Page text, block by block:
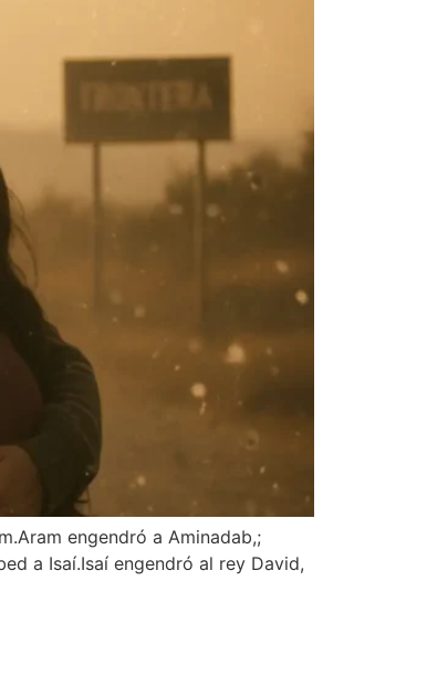
engendró a Aminadab,;
a Isaí.Isaí engendró al rey David,